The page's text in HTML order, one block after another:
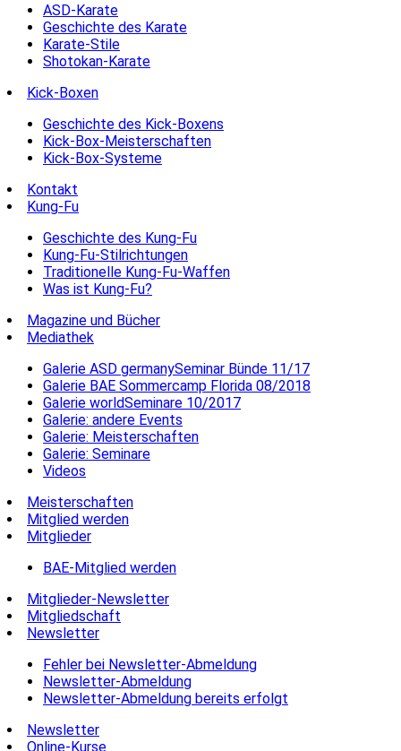
ASD-Karate
Geschichte des Karate
Karate-Stile
Shotokan-Karate
Kick-Boxen
Geschichte des Kick-Boxens
Kick-Box-Meisterschaften
Kick-Box-Systeme
Kontakt
Kung-Fu
Geschichte des Kung-Fu
Kung-Fu-Stilrichtungen
Traditionelle Kung-Fu-Waffen
Was ist Kung-Fu?
Magazine und Bücher
Mediathek
Galerie ASD germanySeminar Bünde 11/17
Galerie BAE Sommercamp Florida 08/2018
Galerie worldSeminare 10/2017
Galerie: andere Events
Galerie: Meisterschaften
Galerie: Seminare
Videos
Meisterschaften
Mitglied werden
Mitglieder
BAE-Mitglied werden
Mitglieder-Newsletter
Mitgliedschaft
Newsletter
Fehler bei Newsletter-Abmeldung
Newsletter-Abmeldung
Newsletter-Abmeldung bereits erfolgt
Newsletter
Online-Kurse